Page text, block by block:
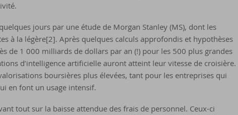
jours par une étude de Morgan Stanley (MS), dont les
à la légère[2]. Après quelques calculs approfondis et hypothèses
de 1 000 milliards de dollars par an (!) pour les 500 plus grandes
d’intelligence artificielle auront atteint leur vitesse de croisière.
boursières plus élevées, tant pour les entreprises qui
en font un usage intensif.
tout sur la baisse attendue des frais de personnel. Ceux-ci